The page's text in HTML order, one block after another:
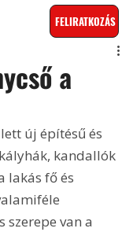
FELIRATKOZÁS
a
új építésű és
kandallók
lakás fő és
van a